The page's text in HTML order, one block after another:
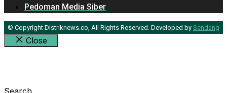
Pedoman Media Siber
© Copyright Distriknews.co, All Rights Reserved. Developed by Sendang
Close
Search